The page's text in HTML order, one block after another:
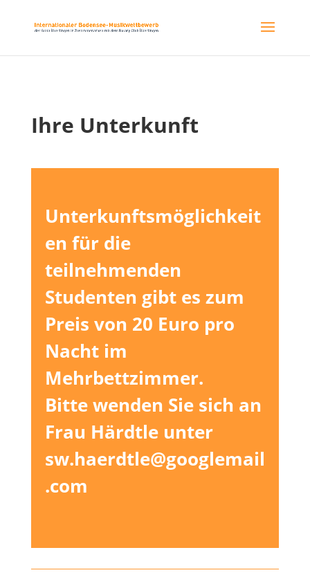
Ihre Unterkunft
Unterkunftsmöglichkeit
en für die
teilnehmenden
Studenten gibt es zum
Preis von 20 Euro pro
Nacht im
Mehrbettzimmer.
Bitte wenden Sie sich an
Frau Härdtle unter
sw.haerdtle@googlemail
.com